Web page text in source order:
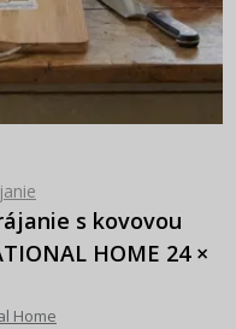
s kovovou
HOME 24 ×
Home